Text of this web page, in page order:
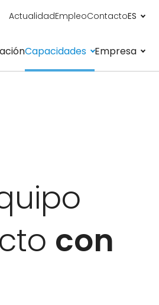
ActualidadEmpleoContactoES
Capacidades Empresa
con